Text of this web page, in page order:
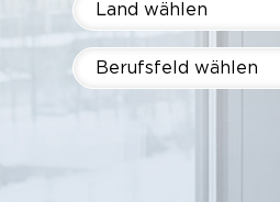
Land wählen
Berufsfeld wählen